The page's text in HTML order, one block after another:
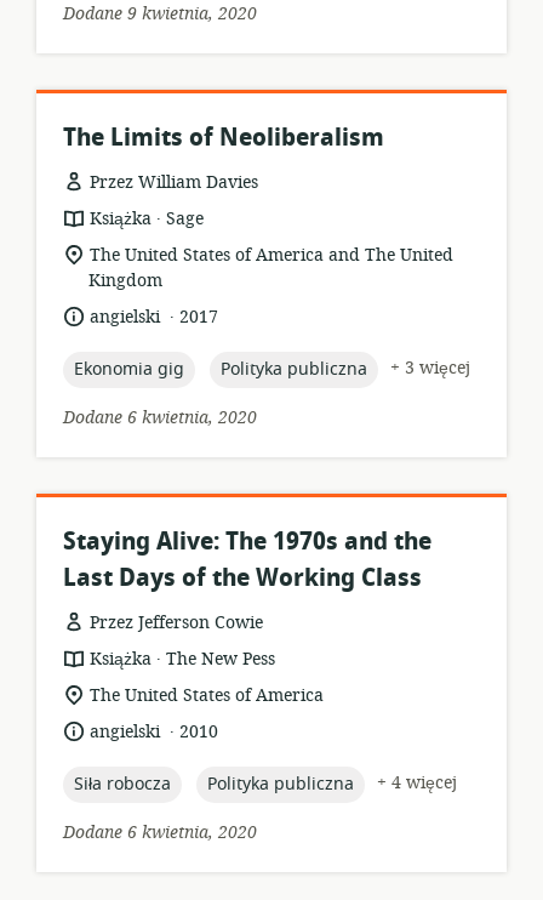
Dodane 9 kwietnia, 2020
The Limits of Neoliberalism
Przez William Davies
format
zasobów:
Książka .
wydawca:
Sage
istotna
lokalizacja:
The United States of America and The United
Kingdom
język:angielski .
data2017
topic:
Ekonomia gig topic:
Polityka publiczna
+ 3 więcej
Dodane 6 kwietnia, 2020
Staying Alive: The 1970s and the
Last Days of the Working Class
Przez Jefferson Cowie
format
zasobów:
Książka .
wydawca:
The New Pess
istotna
lokalizacja:
The United States of America
język:angielski .
data2010
topic:
Siła robocza topic:
Polityka publiczna
+ 4 więcej
Dodane 6 kwietnia, 2020